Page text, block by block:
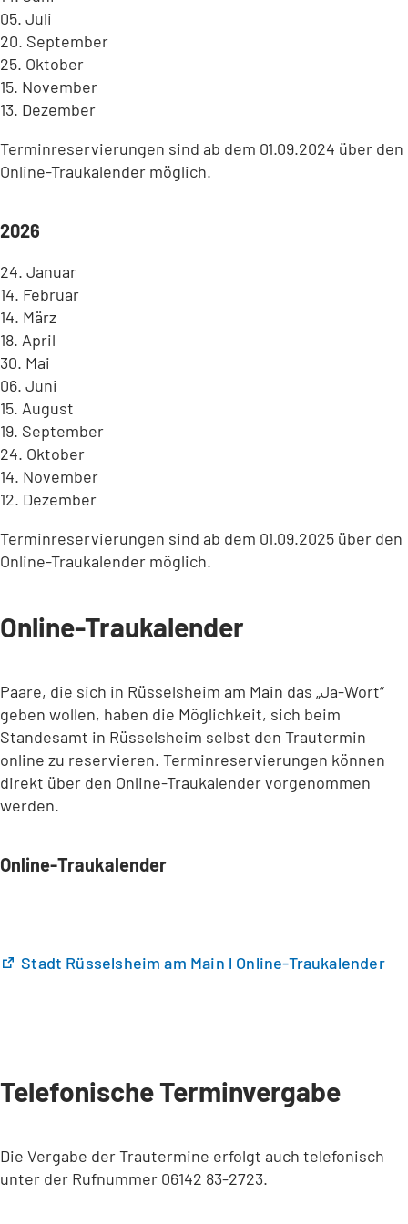
05. Juli
20. September
25. Oktober
15. November
13. Dezember
Terminreservierungen sind ab dem 01.09.2024 über den
Online-Traukalender möglich.
2026
24. Januar
14. Februar
14. März
18. April
30. Mai
06. Juni
15. August
19. September
24. Oktober
14. November
12. Dezember
Terminreservierungen sind ab dem 01.09.2025 über den
Online-Traukalender möglich.
Online-Traukalender
Paare, die sich in Rüsselsheim am Main das „Ja-Wort“
geben wollen, haben die Möglichkeit, sich beim
Standesamt in Rüsselsheim selbst den Trautermin
online zu reservieren. Terminreservierungen können
direkt über den Online-Traukalender vorgenommen
werden.
Online-Traukalender
Stadt Rüsselsheim am Main l Online-Traukalender
(
t
i
n
Telefonische Terminvergabe
Die Vergabe der Trautermine erfolgt auch telefonisch
unter der Rufnummer 06142 83-2723.